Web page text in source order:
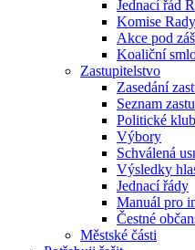
Jednací řád
Komise
Akce pod
Koaliční
Zastupitelstvo
Zasedání
Seznam
Politické
Výbory
Schválená
Výsledky
Jednací řády
Manuál pro
Čestné
Městské části